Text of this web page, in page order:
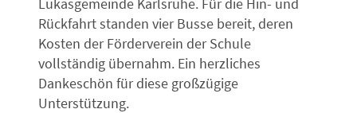
Rückfahrt standen vier Busse bereit, deren
Kosten der Förderverein der Schule
vollständig übernahm. Ein herzliches
Dankeschön für diese großzügige
Unterstützung.